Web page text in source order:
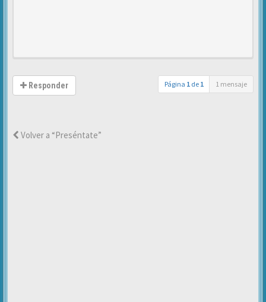
Responder Página 1 de 1 1 mensaje
Volver a “Preséntate”